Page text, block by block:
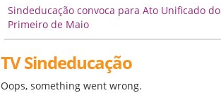
Sindeducação convoca para Ato Unificado do
Primeiro de Maio
TV Sindeducação
Oops, something went wrong.